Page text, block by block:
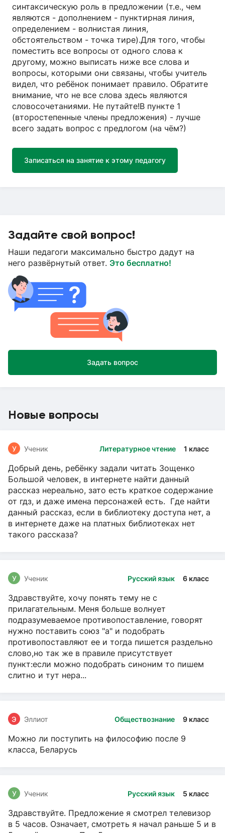
синтаксическую роль в предложении (т.е., чем
являются - дополнением - пунктирная линия,
определением - волнистая линия,
обстоятельством - точка тире).Для того, чтобы
поместить все вопросы от одного слова к
другому, можно выписать ниже все слова и
вопросы, которыми они связаны, чтобы учитель
видел, что ребёнок понимает правило. Обратите
внимание, что не все слова здесь являются
словосочетаниями. Не путайте!В пункте 1
(второстепенные члены предложения) - лучше
всего задать вопрос с предлогом (на чём?)
Записаться на занятие к этому педагогу
Задайте свой вопрос!
Наши педагоги максимально быстро дадут на
него развёрнутый ответ. Это бесплатно!
Задать вопрос
Новые вопросы
Литературное чтение 1 класс
У Ученик
Добрый день, ребёнку задали читать Зощенко
Большой человек, в интернете найти данный
рассказ нереально, зато есть краткое содержание
от гдз, и даже имена персонажей есть. Где найти
данный рассказ, если в библиотеку доступа нет, а
в интернете даже на платных библиотеках нет
такого рассказа?
Русский язык 6 класс
У Ученик
Здравствуйте, хочу понять тему не с
прилагательным. Меня больше волнует
подразумеваемое противопоставление, говорят
нужно поставить союз "а" и подобрать
противопоставляют ее и тогда пишется раздельно
слово,но так же в правиле присутствует
пункт:если можно подобрать синоним то пишем
слитно и тут нера...
Обществознание 9 класс
Э Эллиот
Можно ли поступить на философию после 9
класса, Беларусь
Русский язык 5 класс
У Ученик
Здравствуйте. Предложение я смотрел телевизор
в 5 часов. Означает, смотреть я начал раньше 5 и в